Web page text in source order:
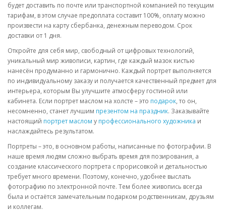
будет доставить по почте или транспортной компанией по текущим
тарифам, в этом случае предоплата составит 100%, оплату можно
произвести на карту сбербанка, денежным переводом. Срок
доставки от 1 дня.
Откройте для себя мир, свободный от цифровых технологий,
уникальный мир живописи, картин, где каждый мазок кистью
нанесён продуманно и гармонично. Каждый портрет выполняется
по индивидуальному заказу и получается качественный предмет для
интерьера, которым Вы улучшите атмосферу гостиной или
кабинета. Если портрет маслом на холсте – это подарок, то он,
несомненно, станет лучшим презентом на праздник. Заказывайте
настоящий портрет маслом у профессионального художника и
наслаждайтесь результатом.
Портреты – это, в основном работы, написанные по фотографии. В
наше время людям сложно выбрать время для позирования, а
создание классического портрета с прорисовкой и детальностью
требует много времени. Поэтому, конечно, удобнее выслать
фотографию по электронной почте. Тем более живопись всегда
была и остаётся замечательным подарком родственникам, друзьям
и коллегам.